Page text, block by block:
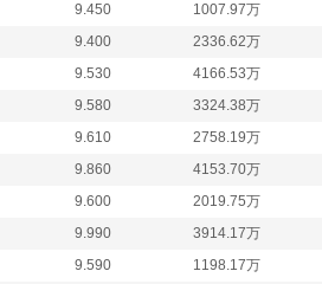
9.450 1007.97万
9.400 2336.62万
9.530 4166.53万
9.580 3324.38万
9.610 2758.19万
9.860 4153.70万
9.600 2019.75万
9.990 3914.17万
9.590 1198.17万